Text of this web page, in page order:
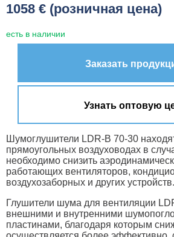
1058 € (розничная цена)
есть в наличии
Заказать
Узнать оптовую
Шумоглушители LDR-B 70-30
прямоугольных воздуховодах в
необходимо снизить
работающих вентиляторов,
воздухозаборных и других устройств.
Глушители шума для вентиляции
внешними и внутренними
пластинами, благодаря которым